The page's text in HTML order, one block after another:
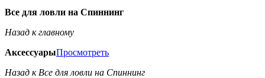
Все для ловли на Спиннинг
Назад к главному
АксессуарыПросмотреть
Назад к Все для ловли на Спиннинг